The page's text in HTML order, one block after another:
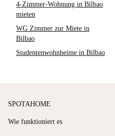
4-Zimmer-Wohnung in Bilbao
mieten
WG Zimmer zur Miete in
Bilbao
Studentenwohnheime in Bilbao
SPOTAHOME
Wie funktioniert es